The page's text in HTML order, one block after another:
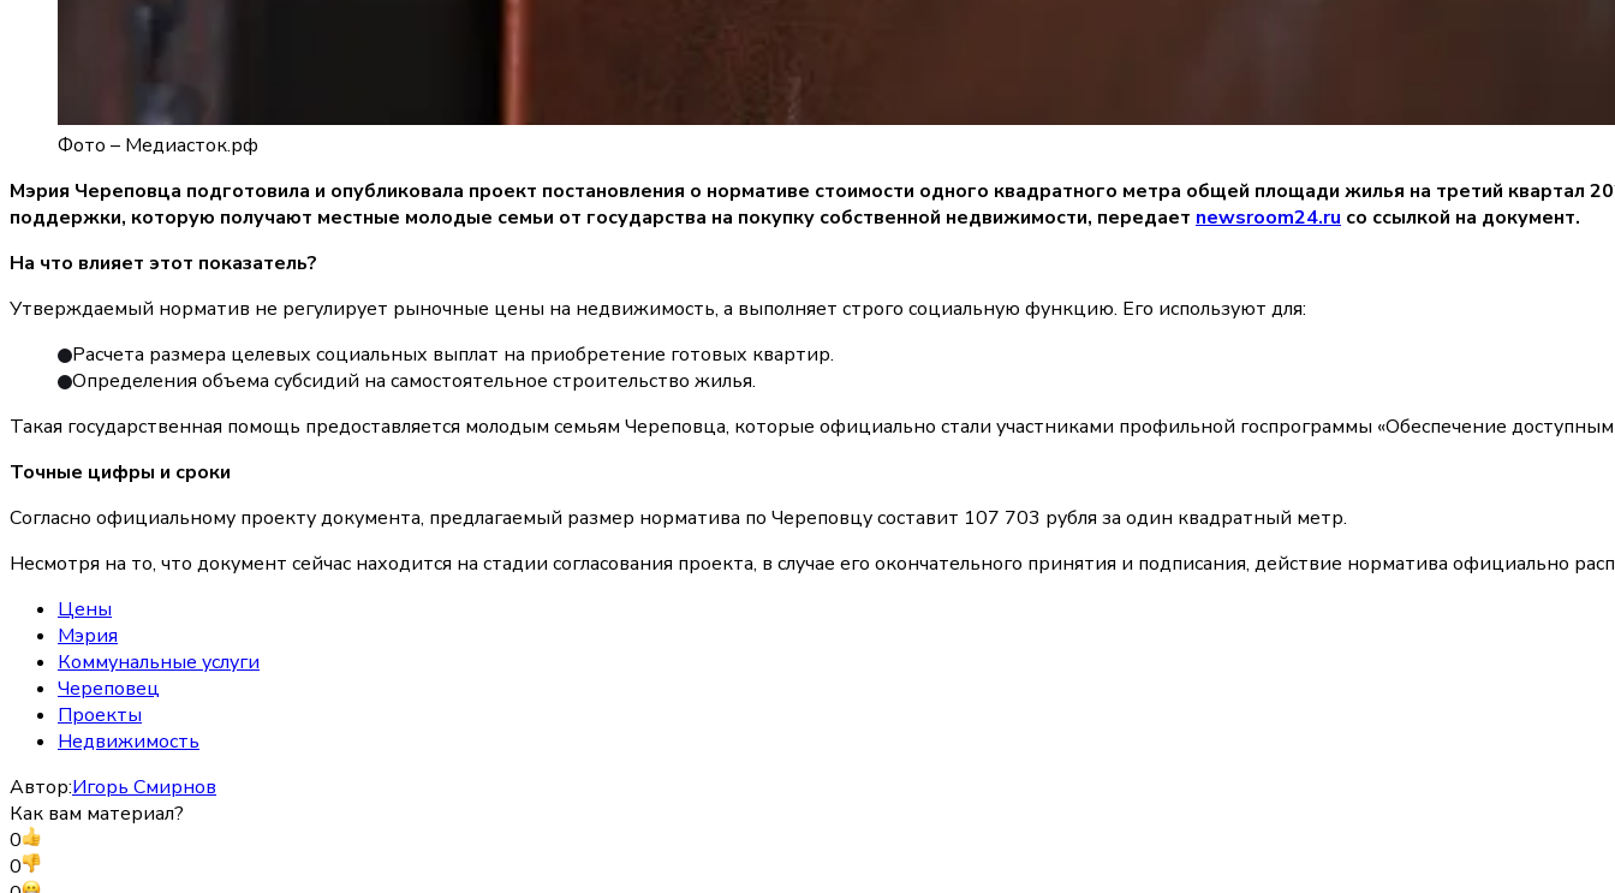
Фото – Медиасток.рф
Мэрия Череповца подготовила и опубликовала проект постановления о нормативе стоимости одного квадратного метра общей площади жилья на третий квартал
поддержки, которую получают местные молодые семьи от государства на покупку собственной недвижимости, передает newsroom24.ru со ссылкой на документ.
На что влияет этот показатель?
Утверждаемый норматив не регулирует рыночные цены на недвижимость, а выполняет строго социальную функцию. Его используют для:
Расчета размера целевых социальных выплат на приобретение готовых квартир.
Определения объема субсидий на самостоятельное строительство жилья.
Такая государственная помощь предоставляется молодым семьям Череповца, которые официально стали участниками профильной госпрограммы «Обеспечение
Точные цифры и сроки
Согласно официальному проекту документа, предлагаемый размер норматива по Череповцу составит 107 703 рубля за один квадратный метр.
Несмотря на то, что документ сейчас находится на стадии согласования проекта, в случае его окончательного принятия и подписания, действие норматива официально
Цены
Мэрия
Коммунальные услуги
Череповец
Проекты
Недвижимость
Автор:Игорь Смирнов
Как вам материал?
0
0